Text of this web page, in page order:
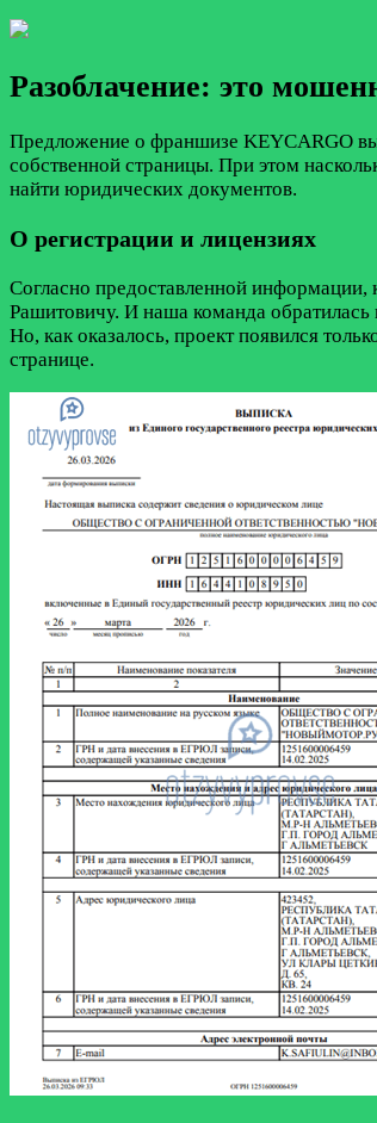
Разоблачение: это
Предложение о франшизе KEYCARGO
собственной страницы. При этом
найти юридических документов.
О регистрации и лицензиях
Согласно предоставленной
Рашитовичу. И наша команда
Но, как оказалось, проект появился
странице.